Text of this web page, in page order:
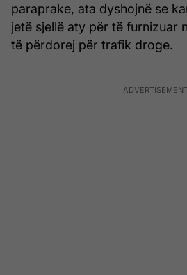
paraprake, ata dyshojnë se
jetë sjellë aty për të furnizuar
të përdorej për trafik droge.